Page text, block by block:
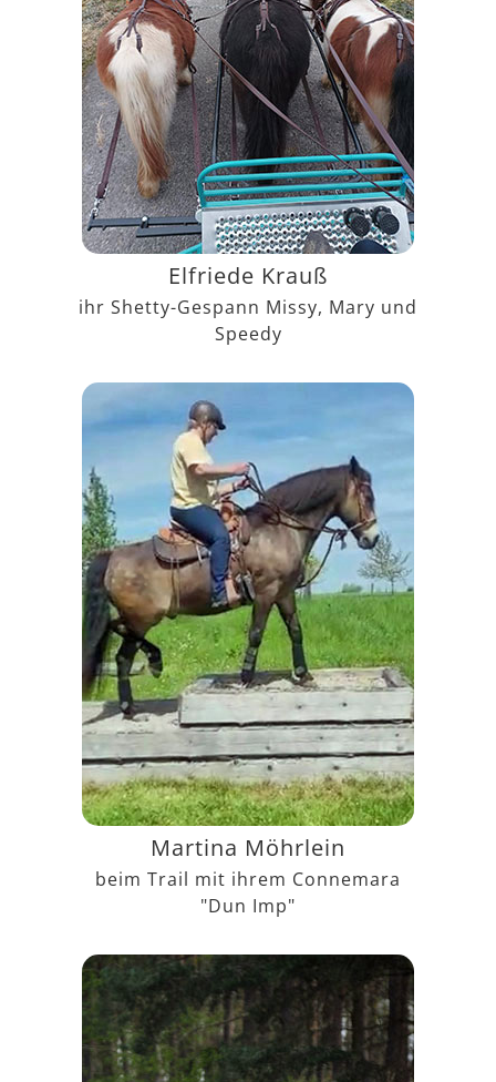
Elfriede Krauß
ihr Shetty-Gespann Missy, Mary und
Speedy
Martina Möhrlein
beim Trail mit ihrem Connemara
"Dun Imp"